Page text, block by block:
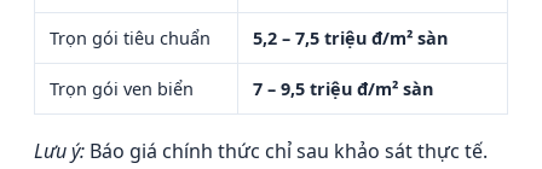
Trọn gói tiêu chuẩn 5,2 – 7,5 triệu đ/m² sàn
Trọn gói ven biển 7 – 9,5 triệu đ/m² sàn
Lưu ý: Báo giá chính thức chỉ sau khảo sát thực tế.